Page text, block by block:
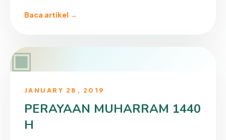
Baca artikel →
▣
JANUARY 28, 2019
PERAYAAN MUHARRAM 1440
H